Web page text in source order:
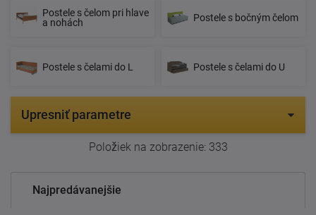
Postele s čelom pri hlave
a nohách
Postele s bočným čelom
Postele s čelami do L Postele s čelami do U
Upresniť parametre
Položiek na zobrazenie: 333
Najpredávanejšie